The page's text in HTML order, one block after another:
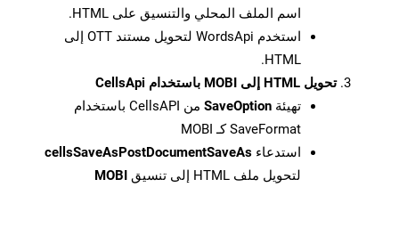
اسم الملف المحلي والتنسيق على HTML.
استخدم WordsApi لتحويل مستند OTT إلى
HTML.
تحويل HTML إلى MOBI باستخدام CellsApi
تهيئة SaveOption
من CellsAPI باستخدام
SaveFormat كـ MOBI
استدعاء cellsSaveAsPostDocumentSaveAs
لتحويل ملف HTML إلى تنسيق
MOBI